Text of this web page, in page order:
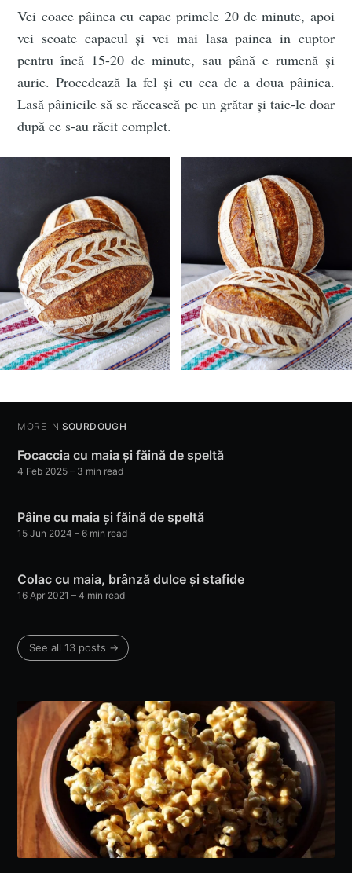
Vei coace pâinea cu capac primele 20 de minute, apoi
vei scoate capacul și vei mai lasa painea in cuptor
pentru încă 15-20 de minute, sau până e rumenă și
aurie. Procedează la fel și cu cea de a doua pâinica.
Lasă pâinicile să se răcească pe un grătar și taie-le doar
după ce s-au răcit complet.
MORE IN SOURDOUGH
Focaccia cu maia și făină de speltă
4 Feb 2025 – 3 min read
Pâine cu maia și făină de speltă
15 Jun 2024 – 6 min read
Colac cu maia, brânză dulce și stafide
16 Apr 2021 – 4 min read
See all 13 posts →